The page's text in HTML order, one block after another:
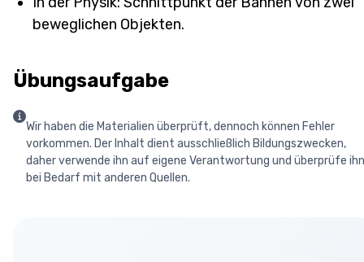
beweglichen Objekten.
Übungsaufgabe
Wir haben die Materialien überprüft, dennoch können Fehler
vorkommen. Der Inhalt dient ausschließlich Bildungszwecken,
daher verwende ihn auf eigene Verantwortung und überprüfe ihn
bei Bedarf mit anderen Quellen.